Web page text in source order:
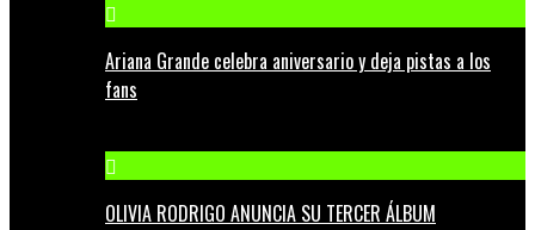
Ariana Grande celebra aniversario y deja pistas a los
fans
OLIVIA RODRIGO ANUNCIA SU TERCER ÁLBUM